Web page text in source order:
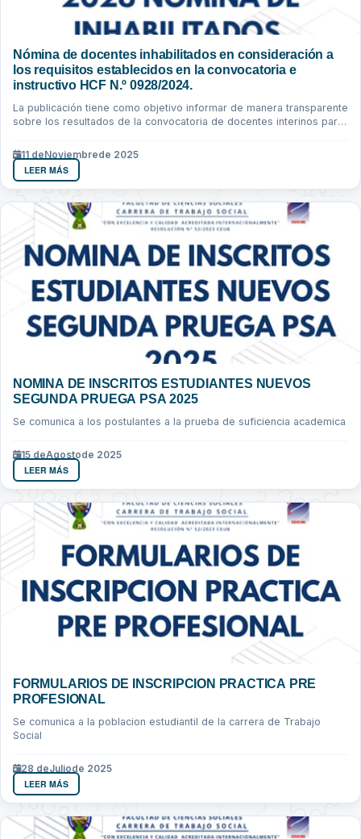
Nómina de docentes inhabilitados en consideración a
los requisitos establecidos en la convocatoria e
instructivo HCF N.º 0928/2024.
La publicación tiene como objetivo informar de manera transparente
sobre los resultados de la convocatoria de docentes interinos para
11 deNoviembrede 2025
LEER MÁS
NOMINA DE INSCRITOS ESTUDIANTES NUEVOS
SEGUNDA PRUEGA PSA 2025
Se comunica a los postulantes a la prueba de suficiencia academica
15 deAgostode 2025
LEER MÁS
FORMULARIOS DE INSCRIPCION PRACTICA PRE
PROFESIONAL
Se comunica a la poblacion estudiantil de la carrera de Trabajo
Social
28 deJuliode 2025
LEER MÁS